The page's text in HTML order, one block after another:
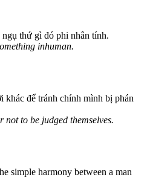
thứ gì đó phi nhân tính.
inhuman.
để tránh chính mình bị phán
not to be judged themselves.
simple harmony between a man